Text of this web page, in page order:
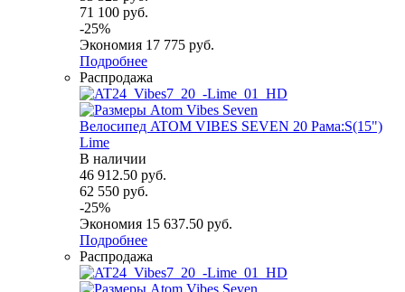
71 100 руб.
-25%
Экономия 17 775 руб.
Подробнее
Распродажа
Велосипед ATOM VIBES SEVEN 20 Рама:S(15")
Lime
В наличии
46 912.50 руб.
62 550 руб.
-25%
Экономия 15 637.50 руб.
Подробнее
Распродажа